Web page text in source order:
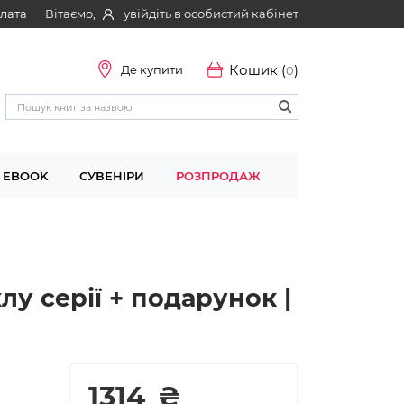
Вітаємо, увійдіть в особистий кабінет
Де купити Кошик (0)
EBOOK СУВЕНІРИ РОЗПРОДАЖ
серії + подарунок |
1314 ₴